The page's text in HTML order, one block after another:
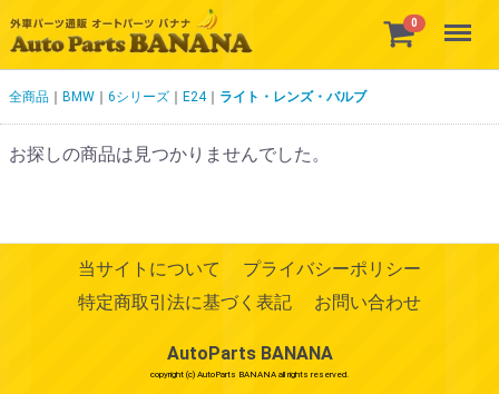
0 Menu
全商品 BMW 6シリーズ E24 ライト・レンズ・バルブ
お探しの商品は見つかりませんでした。
当サイトについて
プライバシーポリシー
特定商取引法に基づく表記
お問い合わせ
AutoParts BANANA
copyright (c) AutoParts BANANA all rights reserved.